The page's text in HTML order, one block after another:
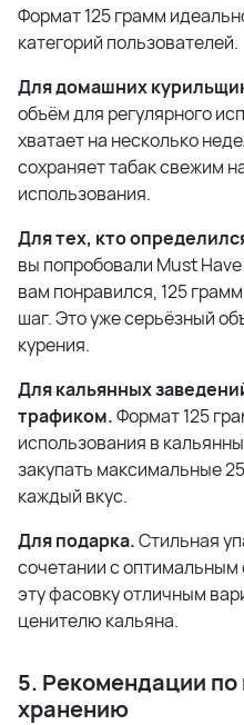
Формат 125 грамм
категорий пользователей.
Для домашних
объём для регулярного
хватает на несколько
сохраняет табак свежим
использования.
Для тех, кто
вы попробовали Must
вам понравился, 125
шаг. Это уже серьёзный
курения.
Для кальянных
трафиком.Формат 125
использования в
закупать максимальные
каждый вкус.
Для подарка.Стильная
сочетании с
эту фасовку отличным
ценителю кальяна.
5. Рекомендации
хранению